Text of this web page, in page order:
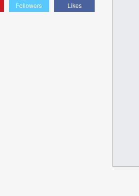
Likes
Followers